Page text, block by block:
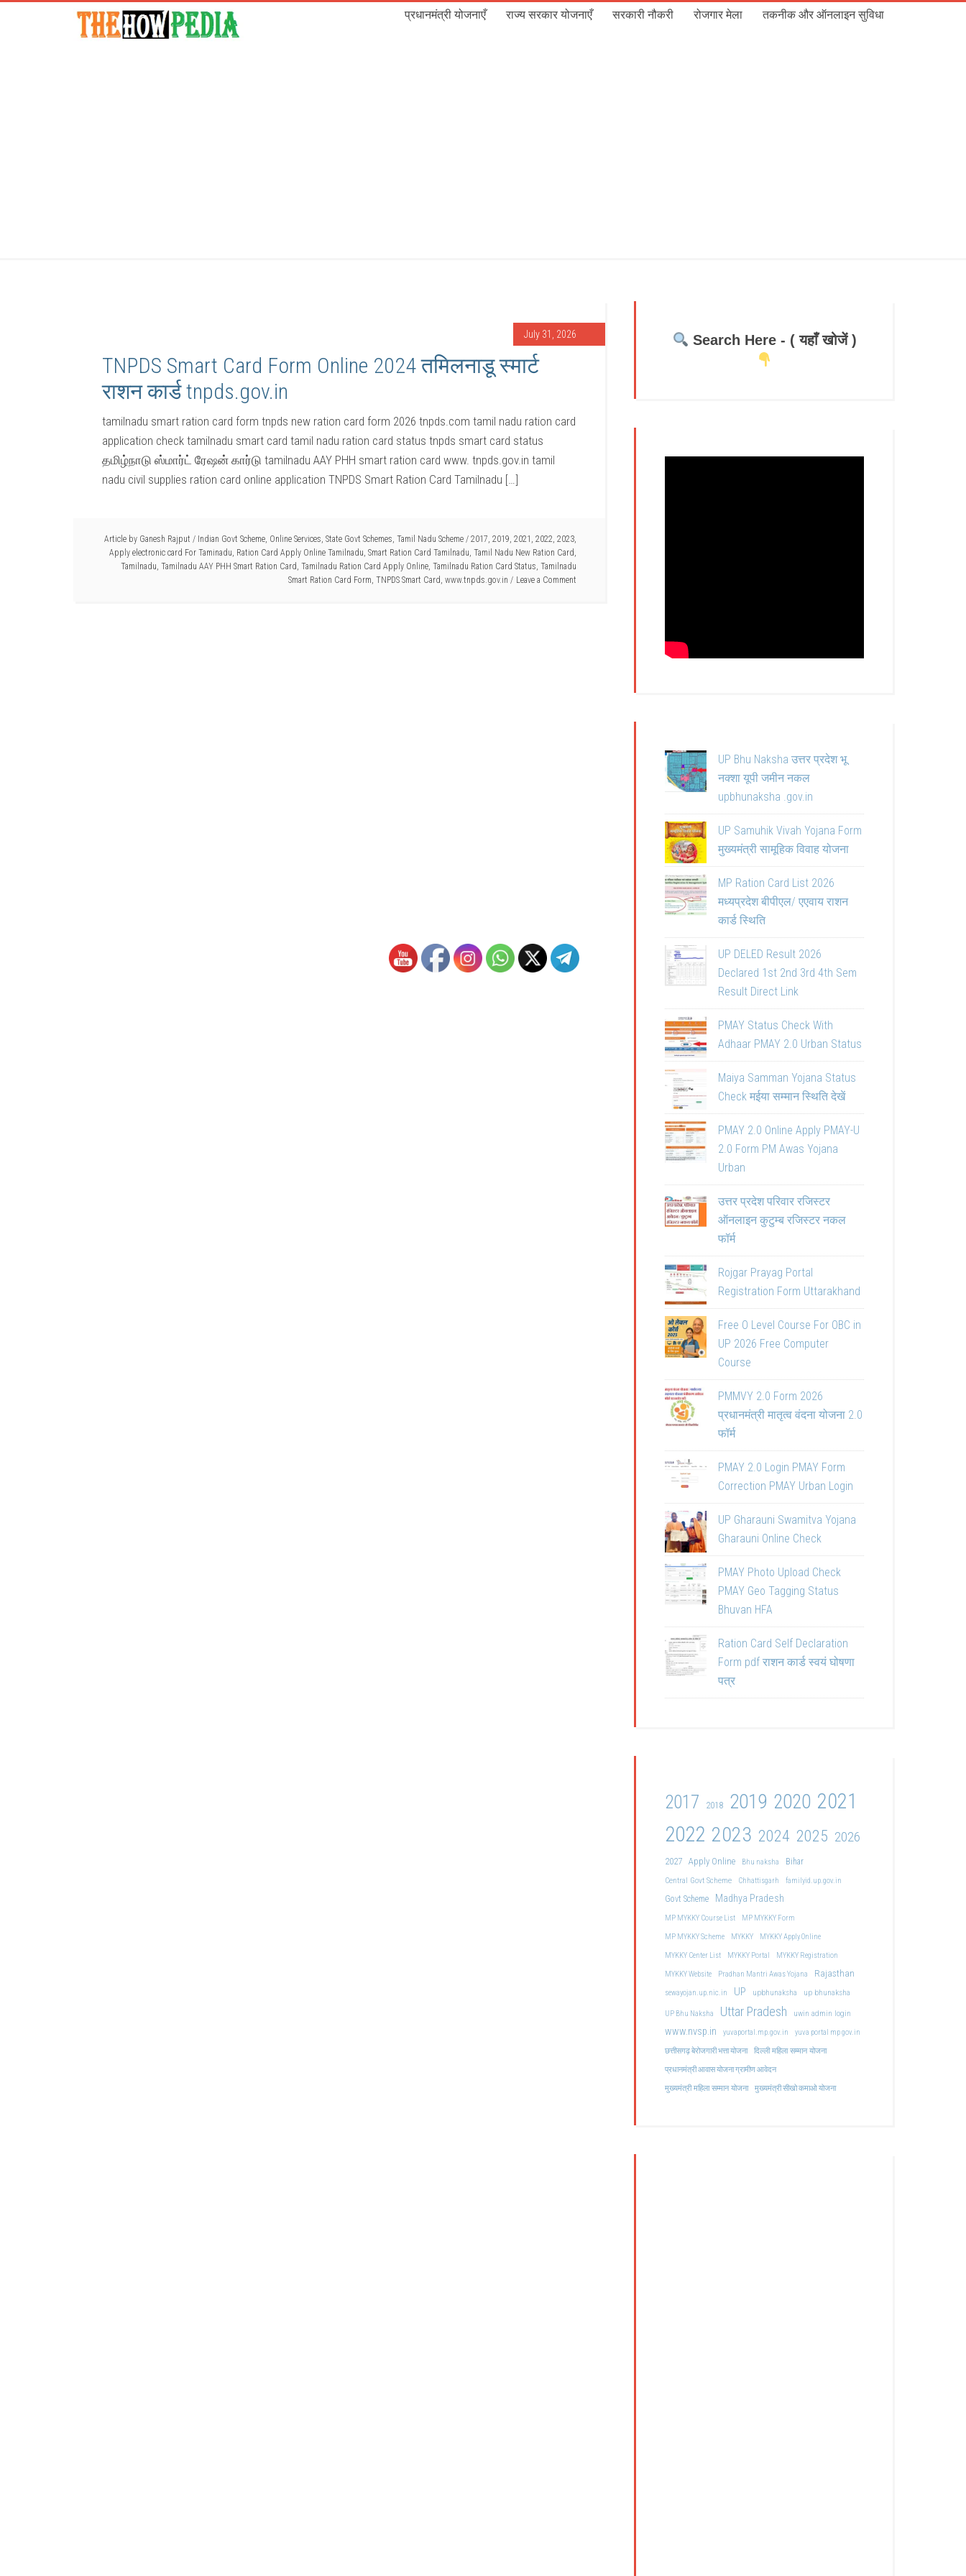
प्रधानमंत्री योजनाएँ राज्य सरकार योजनाएँ सरकारी नौकरी रोजगार मेला तकनीक और ऑनलाइन सुविधा
July 31, 2026
TNPDS Smart Card Form Online 2024 तमिलनाडू स्मार्ट
राशन कार्ड tnpds.gov.in
tamilnadu smart ration card form tnpds new ration card form 2026 tnpds.com tamil nadu ration card
application check tamilnadu smart card tamil nadu ration card status tnpds smart card status
தமிழ்நாடு ஸ்மார்ட் ரேஷன் கார்டு tamilnadu AAY PHH smart ration card www. tnpds.gov.in tamil
nadu civil supplies ration card online application TNPDS Smart Ration Card Tamilnadu […]
Article by Ganesh Rajput / Indian Govt Scheme, Online Services, State Govt Schemes, Tamil Nadu Scheme / 2017, 2019, 2021 , 2022, 2023,
Apply electronic card For Taminadu, Ration Card Apply Online Tamilnadu, Smart Ration Card Tamilnadu, Tamil Nadu New Ration Card,
Tamilnadu, Tamilnadu AAY PHH Smart Ration Card, Tamilnadu Ration Card Apply Online, Tamilnadu Ration Card Status, Tamilnadu
Smart Ration Card Form, TNPDS Smart Card, www.tnpds.gov.in Leave a Comment
Search Here - ( यहाँ खोजें )
UP Bhu Naksha उत्तर प्रदेश भू
नक्शा यूपी जमीन नकल
upbhunaksha .gov.in
UP Samuhik Vivah Yojana Form
मुख्यमंत्री सामूहिक विवाह योजना
MP Ration Card List 2026
मध्यप्रदेश बीपीएल/ एएवाय राशन
कार्ड स्थिति
UP DELED Result 2026
Declared 1st 2nd 3rd 4th Sem
Result Direct Link
PMAY Status Check With
Adhaar PMAY 2.0 Urban Status
Maiya Samman Yojana Status
Check मईया सम्मान स्थिति देखें
PMAY 2.0 Online Apply PMAY-U
2.0 Form PM Awas Yojana
Urban
उत्तर प्रदेश परिवार रजिस्टर
ऑनलाइन कुटुम्ब रजिस्टर नकल
फॉर्म
Rojgar Prayag Portal
Registration Form Uttarakhand
Free O Level Course For OBC in
UP 2026 Free Computer
Course
PMMVY 2.0 Form 2026
प्रधानमंत्री मातृत्व वंदना योजना 2.0
फॉर्म
PMAY 2.0 Login PMAY Form
Correction PMAY Urban Login
UP Gharauni Swamitva Yojana
Gharauni Online Check
PMAY Photo Upload Check
PMAY Geo Tagging Status
Bhuvan HFA
Ration Card Self Declaration
Form pdf राशन कार्ड स्वयं घोषणा
पत्र
2017 2018 2019 2020 2021
2022 2023 2024 2025 2026
2027 Apply Online Bhu naksha
Bihar
Central Govt Scheme
Chhattisgarh familyid.up.gov.in
Govt Scheme Madhya Pradesh
MP MYKKY Course List
MP MYKKY Form
MP MYKKY Scheme
MYKKY
MYKKY Apply Online
MYKKY Center List
MYKKY Portal
MYKKY Registration
MYKKY Website
Pradhan Mantri Awas Yojana Rajasthan
sewayojan.up.nic.in UP upbhunaksha up bhunaksha
UP Bhu Naksha Uttar Pradesh uwin admin login
www.nvsp.in yuvaportal.mp.gov.in
yuva portal mp gov.in
छत्तीसगढ़ बेरोजगारी भत्ता योजना
दिल्ली महिला सम्मान योजना
प्रधानमंत्री आवास योजना ग्रामीण आवेदन
मुख्यमंत्री महिला सम्मान योजना मुख्यमंत्री सीखो कमाओ योजना